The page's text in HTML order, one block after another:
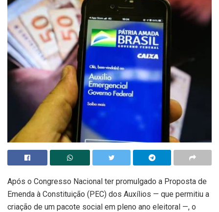
Após o Congresso Nacional ter promulgado a Proposta de
Emenda à Constituição (PEC) dos Auxílios — que permitiu a
criação de um pacote social em pleno ano eleitoral —, o